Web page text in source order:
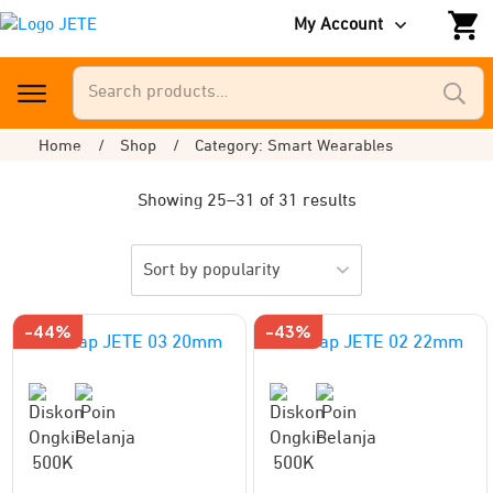
My Account
Home / Shop / Category: Smart Wearables
Showing 25–31 of 31 results
-44%
This
has
multiple
variants.
The
-43%
This
has
multiple
variants.
The